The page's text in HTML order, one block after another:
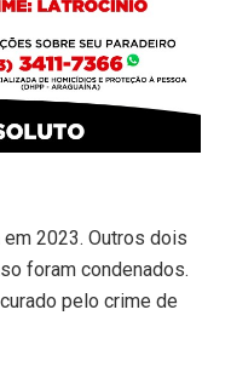
2023. Outros dois
foram condenados.
pelo crime de